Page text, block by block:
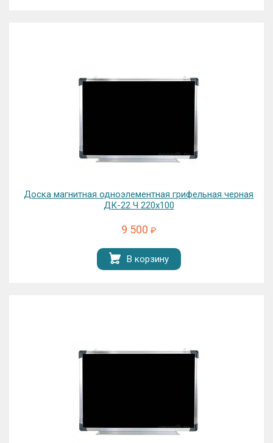
Доска магнитная одноэлементная грифельная черная
ДК-22 Ч 220х100
9 500 ₽
В корзину